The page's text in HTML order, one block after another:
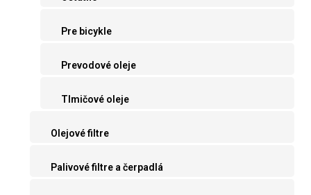
Pre bicykle
Prevodové oleje
Tlmičové oleje
Olejové filtre
Palivové filtre a čerpadlá